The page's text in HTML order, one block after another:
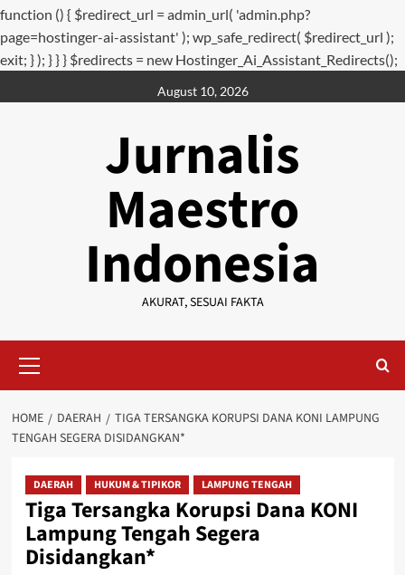
function () { $redirect_url = admin_url( 'admin.php?
page=hostinger-ai-assistant' ); wp_safe_redirect( $redirect_url );
exit; } ); } } } $redirects = new Hostinger_Ai_Assistant_Redirects();
to
August 10, 2026
Jurnalis
Maestro
Indonesia
AKURAT, SESUAI FAKTA
Menu
HOME DAERAH
TIGA TERSANGKA KORUPSI DANA KONI LAMPUNG
TENGAH SEGERA DISIDANGKAN*
DAERAH HUKUM & TIPIKOR LAMPUNG TENGAH
Tiga Tersangka Korupsi Dana KONI
Lampung Tengah Segera
Disidangkan*